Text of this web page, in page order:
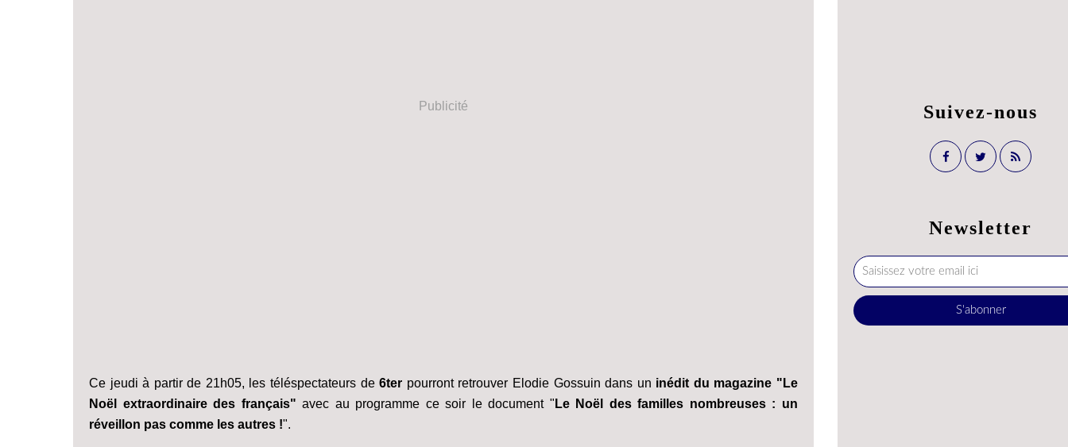
Publicité
Ce jeudi à partir de 21h05, les téléspectateurs de6ter pourront retrouver Elodie Gossuin dans un inédit du magazine "Le
Noël extraordinaire des français" avec au programme ce soir le document " Le Noël des familles nombreuses : un
réveillon pas comme les autres !".
Newsletter
Suivez-nous